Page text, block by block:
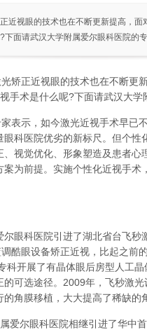
近视眼的技术也在不断更新提高，
面请武汉大学附属爱尔眼科医院的专
矫正近视眼的技术也在不断更
手术是什么呢?下面请武汉大学
表示，如今激光近视手术早已
科医院优劣的新标尺。但个
视觉优化、形象塑造及患者
为前提。实施个性化近视手
尔眼科医院引进了湖北省台飞
调酷眼设备矫正近视，比起之
科开展了有晶体眼后房型人工
的可选途径。2009年，飞秒激
角膜移植，大大提高了稀缺的
爱尔眼科医院相继引进了华中